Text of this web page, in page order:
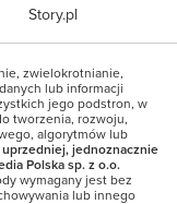
Story.pl
zwielokrotnianie,
lub informacji
jego podstron, w
tworzenia, rozwoju,
algorytmów lub
jednoznacznie
Polska sp. z o.o.
wymagany jest bez
lub innego